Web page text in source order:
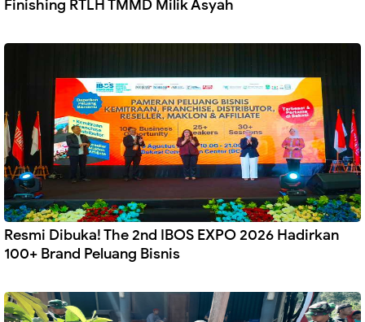
Finishing RTLH TMMD Milik Asyah
Resmi Dibuka! The 2nd IBOS EXPO 2026 Hadirkan
100+ Brand Peluang Bisnis